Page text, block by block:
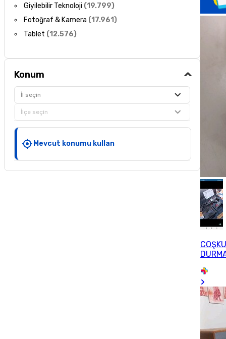
Giyilebilir Teknoloji (19.799)
Fotoğraf & Kamera (17.961)
Tablet (12.576)
Konum
İl seçin
İlçe seçin
Mevcut konumu kullan